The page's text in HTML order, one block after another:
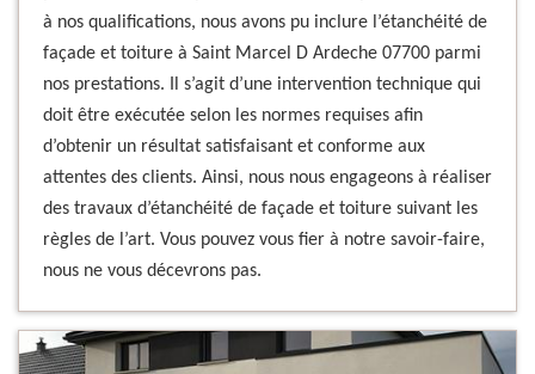
à nos qualifications, nous avons pu inclure l’étanchéité de
façade et toiture à Saint Marcel D Ardeche 07700 parmi
nos prestations. Il s’agit d’une intervention technique qui
doit être exécutée selon les normes requises afin
d’obtenir un résultat satisfaisant et conforme aux
attentes des clients. Ainsi, nous nous engageons à réaliser
des travaux d’étanchéité de façade et toiture suivant les
règles de l’art. Vous pouvez vous fier à notre savoir-faire,
nous ne vous décevrons pas.